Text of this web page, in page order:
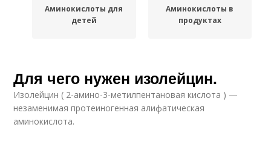
Аминокислоты для
детей
Аминокислоты в
продуктах
Для чего нужен изолейцин.
Изолейцин ( 2-амино-3-метилпентановая кислота ) —
незаменимая протеиногенная алифатическая
аминокислота.